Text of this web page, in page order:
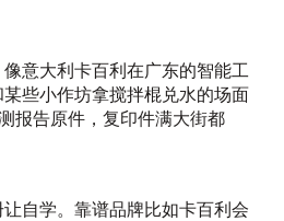
意大利卡百利在广东的智能工
些小作坊拿搅拌棍兑水的场面
报告原件，复印件满大街都
自学。靠谱品牌比如卡百利会